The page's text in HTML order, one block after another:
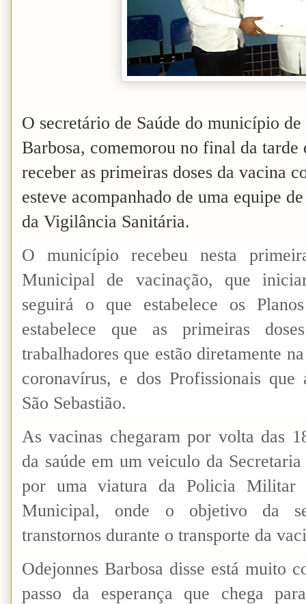
O secretário de Saúde do município
Barbosa, comemorou no final da tarde
receber as primeiras doses da vacina
esteve acompanhado de uma equipe
da Vigilância Sanitária.
O município recebeu nesta
Municipal de vacinação, que
seguirá o que estabelece os
estabelece que as primeiras
trabalhadores que estão diretamente
coronavírus, e dos Profissionais
São Sebastião.
As vacinas chegaram por volta das
da saúde em um veiculo da
por uma viatura da Policia Militar
Municipal, onde o objetivo da
transtornos durante o transporte da
Odejonnes Barbosa disse está muito
passo da esperança que chega